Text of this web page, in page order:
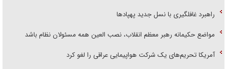
راهبرد غافلگیری با نسل جدید پهپاد‌ها
مواضع حکیمانه رهبر معظم انقلاب، نصب العین همه مسئولان نظام باشد
آمریکا تحریم‌های یک شرکت هواپیمایی عراقی را لغو کرد